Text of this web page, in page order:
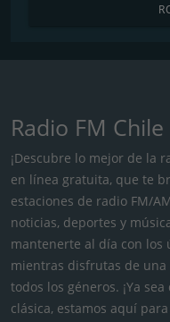
Radio FM Chile
¡Descubre lo mejor de la
en línea gratuita, que te
estaciones de radio FM/
noticias, deportes y
mantenerte al día con los
mientras disfrutas de una
todos los géneros. ¡Ya
clásica, estamos aquí